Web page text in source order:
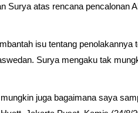
Surya atas rencana pencalonan
isu tentang penolakannya
Surya mengaku tak
juga bagaimana saya